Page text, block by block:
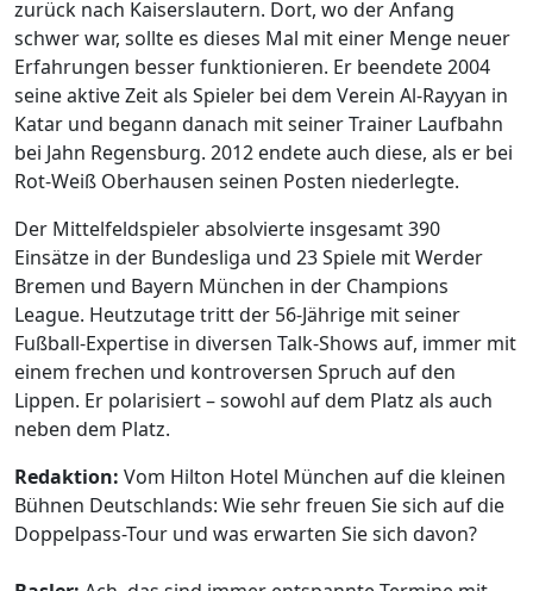
zurück nach Kaiserslautern. Dort, wo der Anfang
schwer war, sollte es dieses Mal mit einer Menge neuer
Erfahrungen besser funktionieren. Er beendete 2004
seine aktive Zeit als Spieler bei dem Verein Al-Rayyan in
Katar und begann danach mit seiner Trainer Laufbahn
bei Jahn Regensburg. 2012 endete auch diese, als er bei
Rot-Weiß Oberhausen seinen Posten niederlegte.
Der Mittelfeldspieler absolvierte insgesamt 390
Einsätze in der Bundesliga und 23 Spiele mit Werder
Bremen und Bayern München in der Champions
League. Heutzutage tritt der 56-Jährige mit seiner
Fußball-Expertise in diversen Talk-Shows auf, immer mit
einem frechen und kontroversen Spruch auf den
Lippen. Er polarisiert – sowohl auf dem Platz als auch
neben dem Platz.
Redaktion: Vom Hilton Hotel München auf die kleinen
Bühnen Deutschlands: Wie sehr freuen Sie sich auf die
Doppelpass-Tour und was erwarten Sie sich davon?